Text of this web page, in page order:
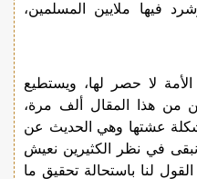
فيها ملايين المسلمين،
لا حصر لها، ويستطيع
من هذا المقال ألف مرة،
عشتها وهي الحديث عن
نبقى في نظر الكثيرين نعيش
لنا باستحالة تحقيق ما